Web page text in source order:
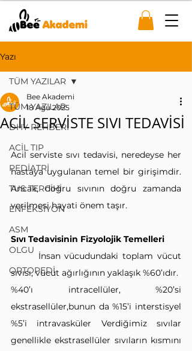
Yazı
TÜM YAZILAR
DHY REHBERİ
ACİL TIP
PEDİATRİ
TUS TERCİHİ
ENFEKSİYON
ASM
OLGU
ORTOPEDİ
TÜM YAZILAR
ACİL SERVİSTE SIVI TEDAVİSİ
Bee Akademi
18 Ağu 2025
Acil serviste sıvı tedavisi, neredeyse her
hastaya uygulanan temel bir girişimdir.
Ancak, doğru sıvının doğru zamanda
verilmesi hayati önem taşır.
Sıvı Tedavisinin Fizyolojik Temelleri
İnsan vücudundaki toplam vücut
sıvısı, vücut ağırlığının yaklaşık %60’ıdır.
%40’ı intracellüler, %20’si
ekstrasellüler,bunun da %15’i interstisyel
%5’i intravasküler Verdiğimiz sıvılar
genellikle ekstrasellüler sıvıların kısmını